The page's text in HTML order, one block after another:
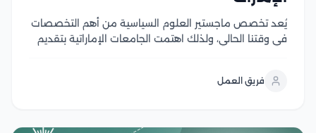
يُعد تخصص ماجستير العلوم السياسية من أهم التخصصات
في وقتنا الحالي، ولذلك اهتمت الجامعات الإماراتية بتقديم
بالمعرفة والمهارات اللازمة التي تساعدهم على فهم
فريق العمل